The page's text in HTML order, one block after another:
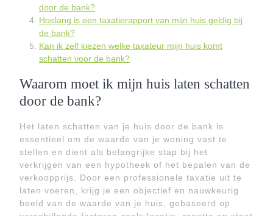
door de bank?
Hoelang is een taxatierapport van mijn huis geldig bij
de bank?
Kan ik zelf kiezen welke taxateur mijn huis komt
schatten voor de bank?
Waarom moet ik mijn huis laten schatten
door de bank?
Het laten schatten van je huis door de bank is
essentieel om de waarde van je woning vast te
stellen en dient als belangrijke stap bij het
verkrijgen van een hypotheek of het bepalen van de
verkoopprijs. Door een professionele taxatie uit te
laten voeren, krijg je een objectief en nauwkeurig
beeld van de waarde van je huis, gebaseerd op